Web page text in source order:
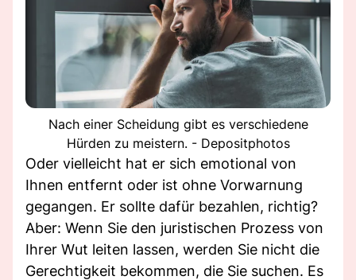
Nach einer Scheidung gibt es verschiedene
Hürden zu meistern. - Depositphotos
Oder vielleicht hat er sich emotional von
Ihnen entfernt oder ist ohne Vorwarnung
gegangen. Er sollte dafür bezahlen, richtig?
Aber: Wenn Sie den juristischen Prozess von
Ihrer Wut leiten lassen, werden Sie nicht die
Gerechtigkeit bekommen, die Sie suchen. Es